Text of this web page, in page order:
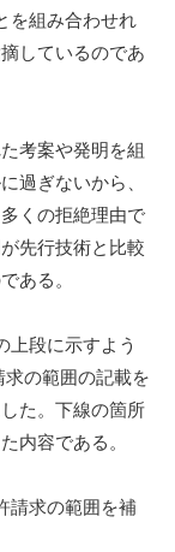
を組み合わせれ
しているのであ
考案や発明を組
過ぎないから、
くの拒絶理由で
先行技術と比較
ある。
段に示すよう
の範囲の記載を
た。下線の箇所
内容である。
請求の範囲を補